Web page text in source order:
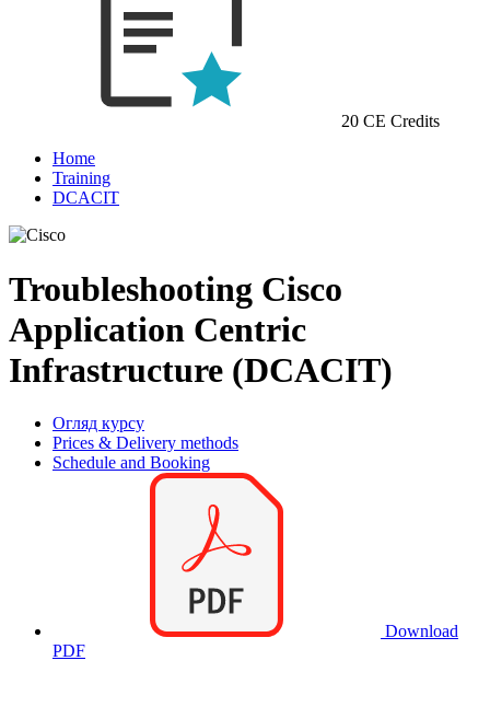
20 CE Credits
Home
Training
DCACIT
Troubleshooting Cisco
Application Centric
Infrastructure (DCACIT)
Огляд курсу
Prices & Delivery methods
Schedule and Booking
Download
PDF